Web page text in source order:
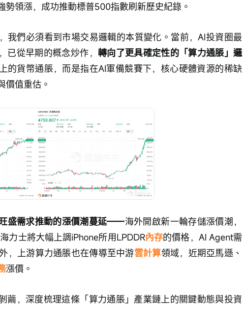
勢領漲，成功推動標普500指數刷新歷史紀錄。
我們必須看到市場交易邏輯的本質變化。當前，AI投資圈最
已從早期的概念炒作， 轉向了更具確定性的「算力通脹」邏
的貨幣通脹，而是指在AI軍備競賽下，核心硬體資源的稀缺
價值重估。
盛需求推動的漲價潮蔓延——海外開啟新一輪存儲漲價潮，
力士將大幅上調iPhone所用LPDDR內存的價格，AI Agent需
，上游算力通脹也在傳導至中游雲計算領域，近期亞馬遜、
漲價。
繭，深度梳理這條「算力通脹」產業鏈上的關鍵動態與投資